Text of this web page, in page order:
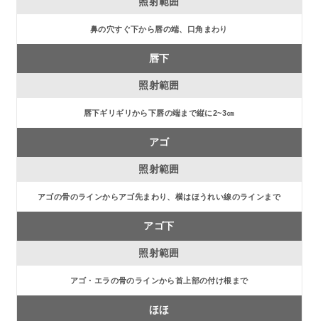
鼻の穴すぐ下から唇の端、口角まわり
唇下
唇下ギリギリから下唇の端まで縦に2~3㎝
アゴ
アゴの骨のラインからアゴ先まわり、横はほうれい線のラインまで
アゴ下
アゴ・エラの骨のラインから首上部の付け根まで
ほほ